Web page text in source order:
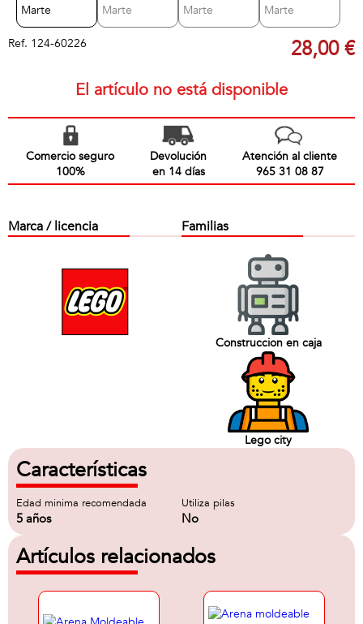
Ref. 124-60226 28,00 €
El artículo no está disponible
Comercio seguro
100%
Devolución
en 14 días
Atención al cliente
965 31 08 87
Marca / licencia Familias
Construccion en caja
Lego city
Características
Edad minima recomendada
5 años
Utiliza pilas
No
Artículos relacionados